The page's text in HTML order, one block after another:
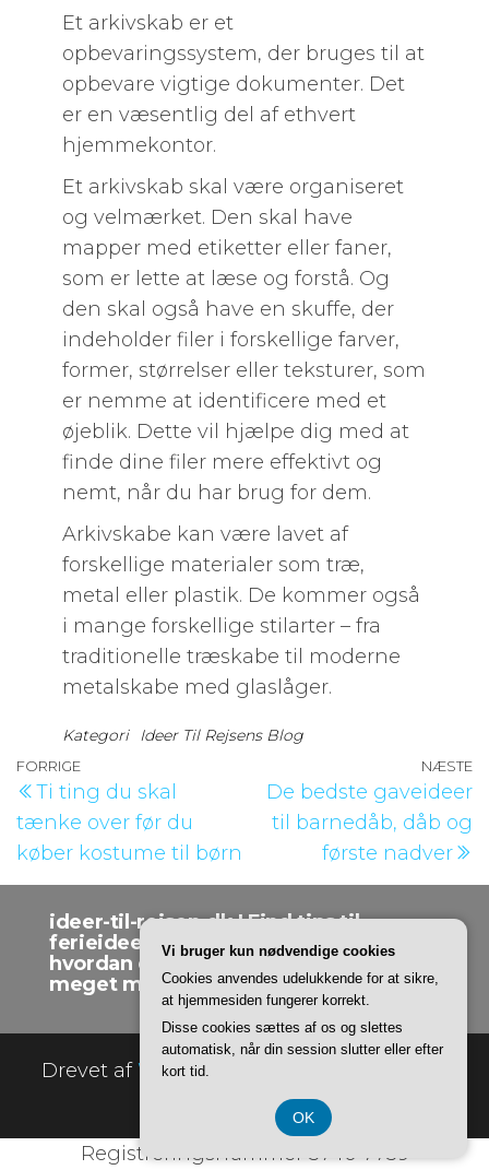
Et arkivskab er et
opbevaringssystem, der bruges til at
opbevare vigtige dokumenter. Det
er en væsentlig del af ethvert
hjemmekontor.
Et arkivskab skal være organiseret
og velmærket. Den skal have
mapper med etiketter eller faner,
som er lette at læse og forstå. Og
den skal også have en skuffe, der
indeholder filer i forskellige farver,
former, størrelser eller teksturer, som
er nemme at identificere med et
øjeblik. Dette vil hjælpe dig med at
finde dine filer mere effektivt og
nemt, når du har brug for dem.
Arkivskabe kan være lavet af
forskellige materialer som træ,
metal eller plastik. De kommer også
i mange forskellige stilarter – fra
traditionelle træskabe til moderne
metalskabe med glaslåger.
Kategori Ideer Til Rejsens Blog
Indlægsnavigation
Forrige
indlæg
FORRIGE
Ti ting du skal
tænke over før du
køber kostume til børn
NÆSTE
De bedste gaveideer
til barnedåb, dåb og
første nadver
ideer-til-rejsen.dk | Find tips til
ferieideer, rejseråd, roadtrips,
hvordan du rejser på et budget og
meget mere.
Drevet afWordPress
Registreringsnummer 3740 7739
Vi bruger kun nødvendige cookies
Cookies anvendes udelukkende for at sikre,
at hjemmesiden fungerer korrekt.
Disse cookies sættes af os og slettes
automatisk, når din session slutter eller efter
kort tid.
OK